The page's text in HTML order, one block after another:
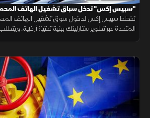
"سبيس إكس" تدخل سباق تشغيل الهاتف
"ستارلينك"
تخطط سبيس إكس لدخول سوق تشغيل الهاتف
المتحدة عبر تطوير ستارلينك ببنية تحتية أرضية.